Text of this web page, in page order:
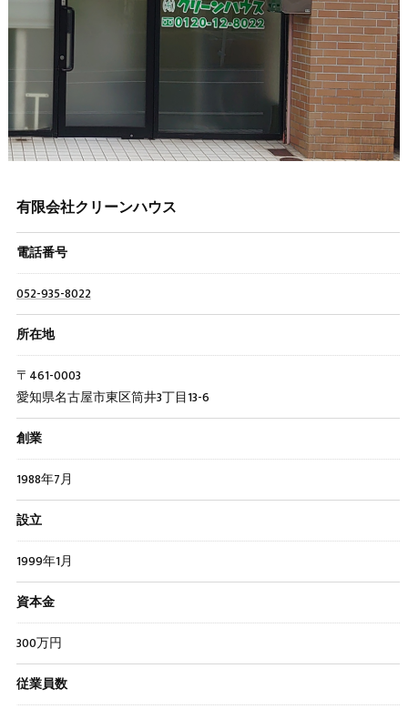
有限会社クリーンハウス
電話番号
052-935-8022
所在地
〒461-0003
愛知県名古屋市東区筒井3丁目13-6
創業
1988年7月
設立
1999年1月
資本金
300万円
従業員数